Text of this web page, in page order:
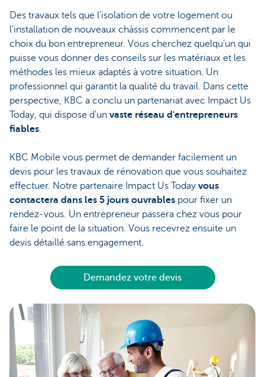
Des travaux tels que l'isolation de votre logement ou
l'installation de nouveaux châssis commencent par le
choix du bon entrepreneur. Vous cherchez quelqu’un qui
puisse vous donner des conseils sur les matériaux et les
méthodes les mieux adaptés à votre situation. Un
professionnel qui garantit la qualité du travail. Dans cette
perspective, KBC a conclu un partenariat avec Impact Us
Today, qui dispose d'un vaste réseau d'entrepreneurs
fiables.
KBC Mobile vous permet de demander facilement un
devis pour les travaux de rénovation que vous souhaitez
effectuer. Notre partenaire Impact Us Today vous
contactera dans les 5 jours ouvrables pour fixer un
rendez-vous. Un entrepreneur passera chez vous pour
faire le point de la situation. Vous recevrez ensuite un
devis détaillé sans engagement.
Demandez votre devis